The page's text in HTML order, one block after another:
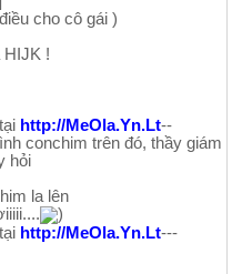
cho cô gái )
HIJK !
tại http://MeOla.Yn.Lt--
conchim trên đó, thầy giám
hỏi
la lên
)
tại http://MeOla.Yn.Lt---